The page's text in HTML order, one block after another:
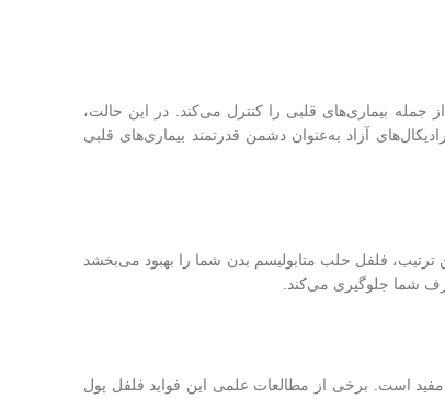
جمله بیماری‌های قلبی را کنترل می‌کند. در این حالت،
آزاد به‌عنوان دشمن قدرتمند بیماری‌های قلبی
ترتیب، فلفل حلب متابولیسم بدن شما را بهبود می‌بخشد
شما جلوگیری می‌کند.
است. برخی از مطالعات علمی این فواید فلفل پول